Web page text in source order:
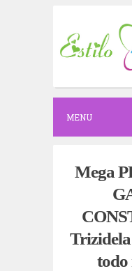
c
o
e
MENU
Mega
todo